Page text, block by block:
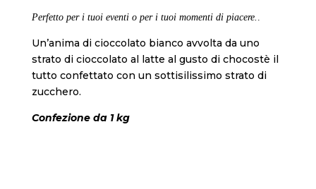
Perfetto per i tuoi eventi o per i tuoi momenti di piacere.
Un’anima di cioccolato bianco avvolta da uno
strato di cioccolato al latte al gusto di chocostè il
tutto confettato con un sottisilissimo strato di
zucchero.
Confezione da 1 kg